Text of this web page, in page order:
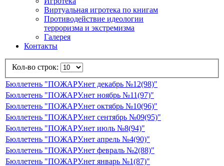
Виртуальная игротека по книгам
Противодействие идеологии
терроризма и экстремизма
Галерея
Контакты
Кол-во строк:
Бюллетень "ПОЖАРУ.нет декабрь №12(98)"
Бюллетень "ПОЖАРУ.нет ноябрь №11(97)"
Бюллетень "ПОЖАРУ.нет октябрь №10(96)"
Бюллетень "ПОЖАРУ.нет сентябрь №09(95)"
Бюллетень "ПОЖАРУ.нет июль №8(94)"
Бюллетень "ПОЖАРУ.нет апрель №4(90)"
Бюллетень "ПОЖАРУ.нет февраль №2(88)"
Бюллетень "ПОЖАРУ.нет январь №1(87)"